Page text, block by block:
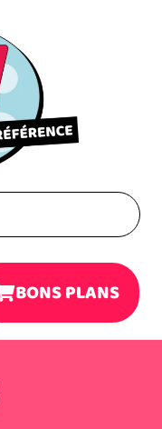
BONS PLANS